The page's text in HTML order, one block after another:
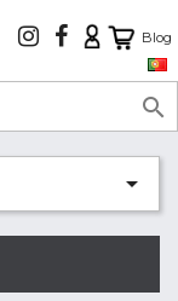
Blog

